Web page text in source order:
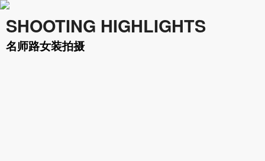
SHOOTING HIGHLIGHTS
名师路女装拍摄